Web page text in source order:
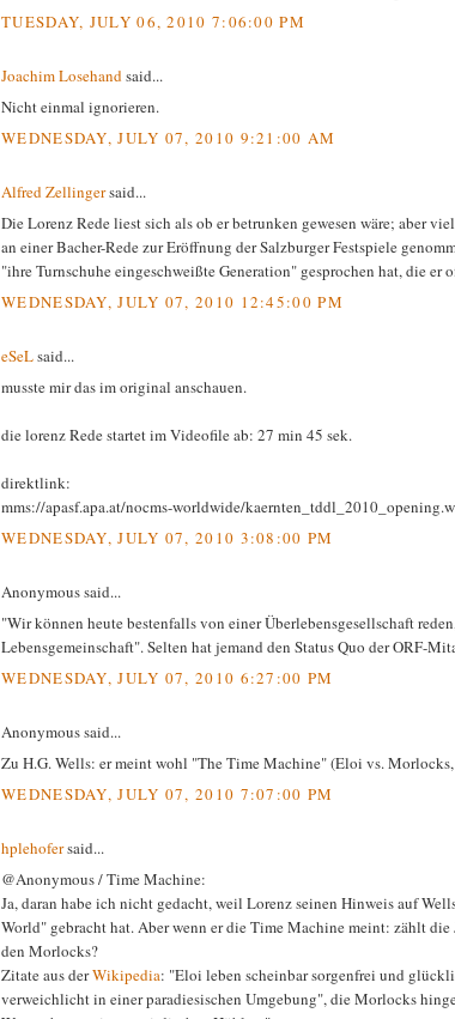
TUESDAY, JULY 06, 2010 7:06:00 PM
Joachim Losehandsaid...
Nicht einmal ignorieren.
WEDNESDAY, JULY 07, 2010 9:21:00 AM
Alfred Zellingersaid...
Die Lorenz Rede liest sich als ob er betrunken gewesen wäre; aber
an einer Bacher-Rede zur Eröffnung der Salzburger Festspiele
"ihre Turnschuhe eingeschweißte Generation" gesprochen hat, die er
WEDNESDAY, JULY 07, 2010 12:45:00 PM
eSeLsaid...
musste mir das im original anschauen.
die lorenz Rede startet im Videofile ab: 27 min 45 sek.
direktlink:
mms://apasf.apa.at/nocms-worldwide/
WEDNESDAY, JULY 07, 2010 3:08:00 PM
Anonymous said...
"Wir können heute bestenfalls von einer Überlebensgesellschaft
Lebensgemeinschaft". Selten hat jemand den Status Quo der ORF-
WEDNESDAY, JULY 07, 2010 6:27:00 PM
Anonymous said...
Zu H.G. Wells: er meint wohl "The Time Machine" (Eloi vs.
WEDNESDAY, JULY 07, 2010 7:07:00 PM
hplehofersaid...
@Anonymous / Time Machine:
Ja, daran habe ich nicht gedacht, weil Lorenz seinen Hinweis auf
World" gebracht hat. Aber wenn er die Time Machine meint: zählt
den Morlocks?
Zitate aus derWikipedia: "Eloi leben scheinbar sorgenfrei und
verweichlicht in einer paradiesischen Umgebung", die Morlocks